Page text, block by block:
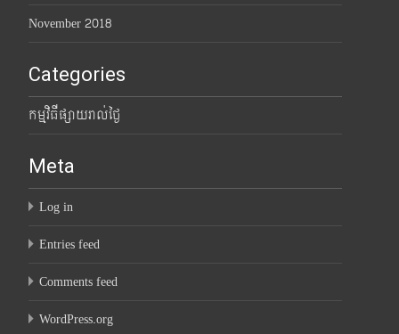
November 2018
Categories
កម្មវិធីផ្សាយរាល់ថ្ងៃ
Meta
Log in
Entries feed
Comments feed
WordPress.org